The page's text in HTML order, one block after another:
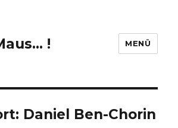
! MENÜ
Daniel Ben-Chorin